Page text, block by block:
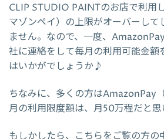
CLIP STUDIO PAINTのお店で利用
マゾンペイ）の上限がオーバーして
ません。なので、一度、
社に連絡をして毎月の利用可能金額
はいかがでしょうか♪
ちなみに、多くの方はAmazonPay
月の利用限度額は、月50万程だと思
もしかしたら、こちらをご覧の方の